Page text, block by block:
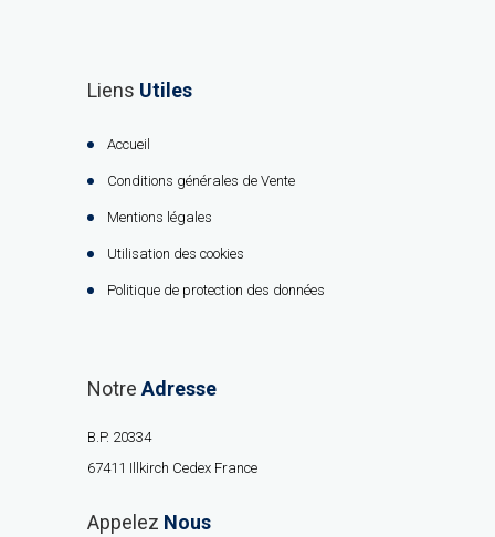
Liens Utiles
Accueil
Conditions générales de Vente
Mentions légales
Utilisation des cookies
Politique de protection des données
Notre Adresse
B.P. 20334
67411 Illkirch Cedex France
Appelez Nous